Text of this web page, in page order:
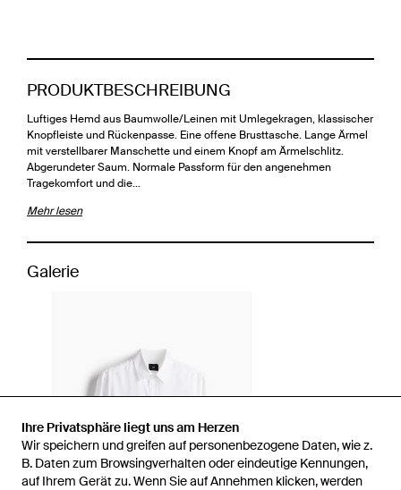
Ihre Privatsphäre liegt uns am Herzen
Wir speichern und greifen auf personenbezogene Daten, wie z.
B. Daten zum Browsingverhalten oder eindeutige Kennungen,
auf Ihrem Gerät zu. Wenn Sie auf Annehmen klicken, werden
PRODUKTBESCHREIBUNG
Luftiges Hemd aus Baumwolle/Leinen mit Umlegekragen, klassischer
Knopfleiste und Rückenpasse. Eine offene Brusttasche. Lange Ärmel
mit verstellbarer Manschette und einem Knopf am Ärmelschlitz.
Abgerundeter Saum. Normale Passform für den angenehmen
Tragekomfort und die…
Mehr lesen
Galerie